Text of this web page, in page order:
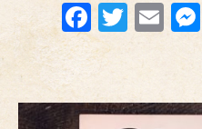
F
a
c
e
T
er
E
ail